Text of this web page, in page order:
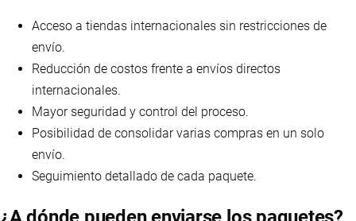
Acceso a tiendas internacionales sin restricciones de
envío.
Reducción de costos frente a envíos directos
internacionales.
Mayor seguridad y control del proceso.
Posibilidad de consolidar varias compras en un solo
envío.
Seguimiento detallado de cada paquete.